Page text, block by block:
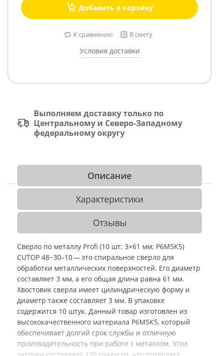
Добавить в корзину
К сравнению В смету
Условия доставки
Выполняем доставку только по
Центральному и Северо-Западному
федеральному округу
Описание
Характеристики
Отзывы
Сверло по металлу Profi (10 шт; 3×61 мм; Р6М5К5)
CUTOP 48−30–10 — это спиральное сверло для
обработки металлических поверхностей. Его диаметр
составляет 3 мм, а его общая длина равна 61 мм.
Хвостовик сверла имеет цилиндрическую форму и
диаметр также составляет 3 мм. В упаковке
содержится 10 штук. Данный товар изготовлен из
высококачественного материала Р6М5К5, который
обеспечивает долгий срок службы и отличную
производительность при работе с металлом. Угол
заточки составляет 135 градусов, что позволяет